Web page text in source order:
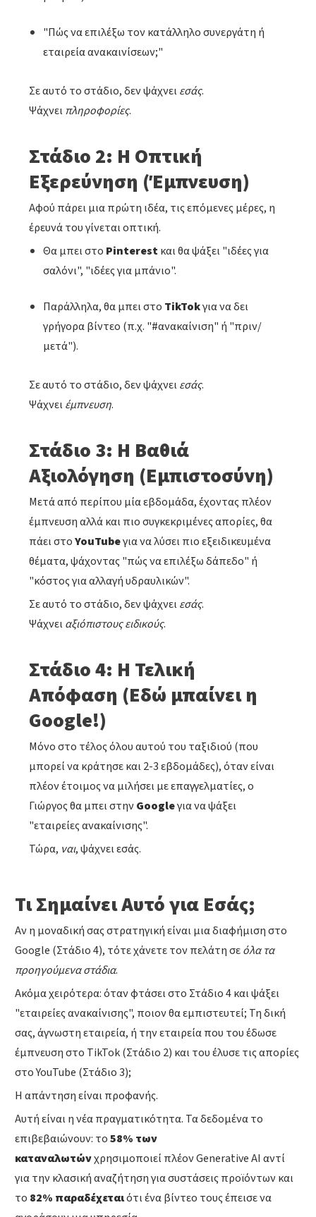
"Πώς να επιλέξω τον κατάλληλο συνεργάτη ή
εταιρεία ανακαινίσεων;"
Σε αυτό το στάδιο, δεν ψάχνειεσάς.
Ψάχνειπληροφορίες.
Στάδιο 2: Η Οπτική
Εξερεύνηση (Έμπνευση)
Αφού πάρει μια πρώτη ιδέα, τις επόμενες μέρες, η
έρευνά του γίνεται οπτική.
Θα μπει στο Pinterestκαι θα ψάξει "ιδέες για
σαλόνι", "ιδέες για μπάνιο".
Παράλληλα, θα μπει στο TikTokγια να δει
γρήγορα βίντεο (π.χ. "#ανακαίνιση" ή "πριν/
μετά").
Σε αυτό το στάδιο, δεν ψάχνειεσάς.
Ψάχνειέμπνευση.
Στάδιο 3: Η Βαθιά
Αξιολόγηση (Εμπιστοσύνη)
Μετά από περίπου μία εβδομάδα, έχοντας πλέον
έμπνευση αλλά και πιο συγκεκριμένες απορίες, θα
πάει στοYouTubeγια να λύσει πιο εξειδικευμένα
θέματα, ψάχοντας "πώς να επιλέξω δάπεδο" ή
"κόστος για αλλαγή υδραυλικών".
Σε αυτό το στάδιο, δεν ψάχνειεσάς.
Ψάχνειαξιόπιστους ειδικούς.
Στάδιο 4: Η Τελική
Απόφαση (Εδώ μπαίνει η
Google!)
Μόνο στο τέλος όλου αυτού του ταξιδιού (που
μπορεί να κράτησε και 2-3 εβδομάδες), όταν είναι
πλέον έτοιμος να μιλήσει με επαγγελματίες, ο
Γιώργος θα μπει στηνGoogleγια να ψάξει
"εταιρείες ανακαίνισης".
Τώρα, ναι, ψάχνει εσάς.
Τι Σημαίνει Αυτό για Εσάς;
Αν η μοναδική σας στρατηγική είναι μια διαφήμιση στο
Google (Στάδιο 4), τότε χάνετε τον πελάτη σεόλα τα
προηγούμενα στάδια.
Ακόμα χειρότερα: όταν φτάσει στο Στάδιο 4 και ψάξει
"εταιρείες ανακαίνισης", ποιον θα εμπιστευτεί; Τη δική
σας, άγνωστη εταιρεία, ή την εταιρεία που του έδωσε
έμπνευση στο TikTok (Στάδιο 2) και του έλυσε τις απορίες
στο YouTube (Στάδιο 3);
Η απάντηση είναι προφανής.
Αυτή είναι η νέα πραγματικότητα. Τα δεδομένα το
επιβεβαιώνουν: το58% των
καταναλωτώνχρησιμοποιεί πλέον Generative AI αντί
για την κλασική αναζήτηση για συστάσεις προϊόντων και
το 82% παραδέχεταιότι ένα βίντεο τους έπεισε να